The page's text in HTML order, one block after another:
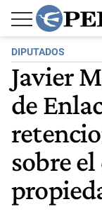
DIPUTADOS
Javier
de
sobre